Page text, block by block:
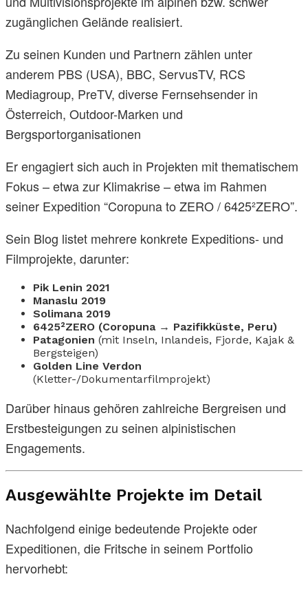
zugänglichen Gelände realisiert.
Zu seinen Kunden und Partnern zählen unter
anderem PBS (USA), BBC, ServusTV, RCS
Mediagroup, PreTV, diverse Fernsehsender in
Österreich, Outdoor-Marken und
Bergsportorganisationen
Er engagiert sich auch in Projekten mit thematischem
Fokus – etwa zur Klimakrise – etwa im Rahmen
seiner Expedition “Coropuna to ZERO / 6425²ZERO”.
Sein Blog listet mehrere konkrete Expeditions- und
Filmprojekte, darunter:
Pik Lenin 2021
Manaslu 2019
Solimana 2019
6425²ZERO (Coropuna → Pazifikküste, Peru)
Patagonien (mit Inseln, Inlandeis, Fjorde, Kajak &
Bergsteigen)
Golden Line Verdon
(Kletter-/Dokumentarfilmprojekt)
Darüber hinaus gehören zahlreiche Bergreisen und
Erstbesteigungen zu seinen alpinistischen
Engagements.
Ausgewählte Projekte im Detail
Nachfolgend einige bedeutende Projekte oder
Expeditionen, die Fritsche in seinem Portfolio
hervorhebt: